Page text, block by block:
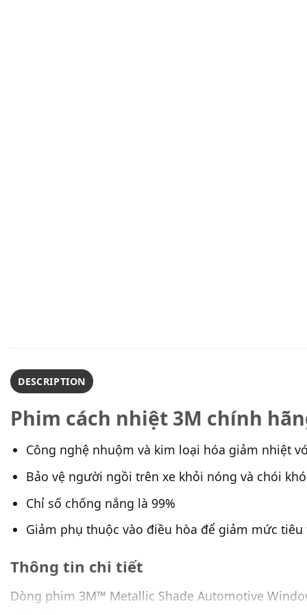
DESCRIPTION
Phim cách nhiệt 3M chính
Công nghệ nhuộm và kim loại hóa giảm nhiệt
Bảo vệ người ngồi trên xe khỏi nóng và chói
Chỉ số chống nắng là 99%
Giảm phụ thuộc vào điều hòa để giảm mức
Thông tin chi tiết
Dòng phim 3M™ Metallic Shade Automotive